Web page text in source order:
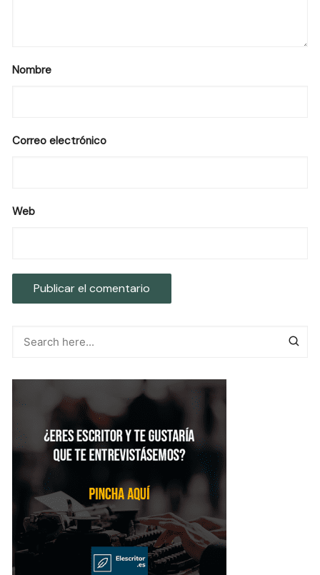
Nombre
Correo electrónico
Web